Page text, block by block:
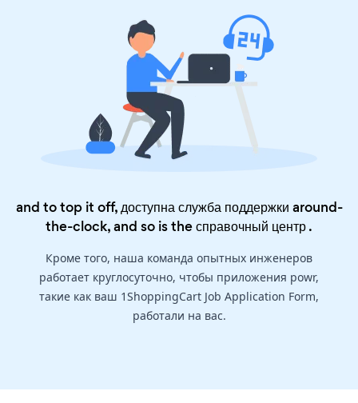
and to top it off, доступна служба поддержки around-
the-clock, and so is theсправочный центр.
Кроме того, наша команда опытных инженеров
работает круглосуточно, чтобы приложения powr,
такие как ваш 1ShoppingCart Job Application Form,
работали на вас.